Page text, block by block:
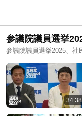
参議院議員選挙
参議院議員選挙2025、社
34:38